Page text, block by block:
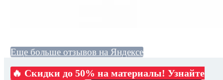
Еще больше отзывов на Яндексе
🔥 Скидки до 50% на материалы! Узнайте